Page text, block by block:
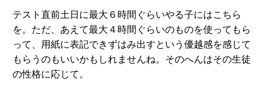
テスト直前土日に最大６時間ぐらいやる子にはこちら
を。ただ、あえて最大４時間ぐらいのものを使ってもら
って、用紙に表記できずはみ出すという優越感を感じて
もらうのもいいかもしれませんね。そのへんはその生徒
の性格に応じて。